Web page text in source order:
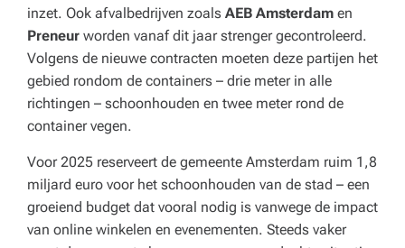
inzet. Ook afvalbedrijven zoals AEB Amsterdam en
Preneur worden vanaf dit jaar strenger gecontroleerd.
Volgens de nieuwe contracten moeten deze partijen het
gebied rondom de containers – drie meter in alle
richtingen – schoonhouden en twee meter rond de
container vegen.
Voor 2025 reserveert de gemeente Amsterdam ruim 1,8
miljard euro voor het schoonhouden van de stad – een
groeiend budget dat vooral nodig is vanwege de impact
van online winkelen en evenementen. Steeds vaker